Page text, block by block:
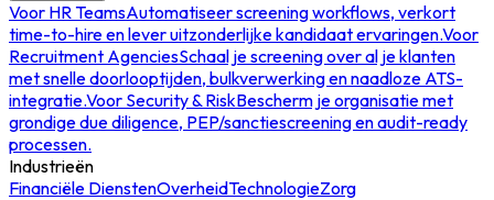
Voor HR TeamsAutomatiseer screening workflows, verkort
time-to-hire en lever uitzonderlijke kandidaat ervaringen.Voor
Recruitment AgenciesSchaal je screening over al je klanten
met snelle doorlooptijden, bulkverwerking en naadloze ATS-
integratie.Voor Security & RiskBescherm je organisatie met
grondige due diligence, PEP/sanctiescreening en audit-ready
processen.
Industrieën
Financiële DienstenOverheidTechnologieZorg